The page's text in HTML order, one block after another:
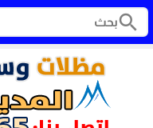
search